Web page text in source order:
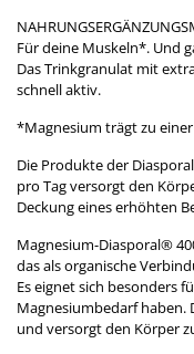
Für deine Muskeln*. Und
Das Trinkgranulat mit
schnell aktiv.
*Magnesium trägt zu
Die Produkte der
pro Tag versorgt den
Deckung eines erhöhten
Magnesium-Diasporal®
das als organische
Es eignet sich besonders
Magnesiumbedarf haben.
und versorgt den Körper